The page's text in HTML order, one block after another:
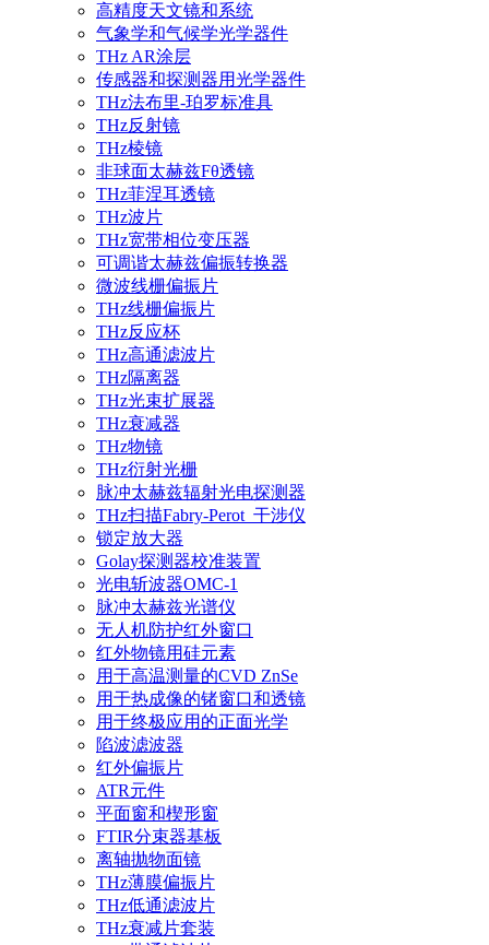
高精度天文镜和系统
气象学和气候学光学器件
THz AR涂层
传感器和探测器用光学器件
THz法布里-珀罗标准具
THz反射镜
THz棱镜
非球面太赫兹Fθ透镜
THz菲涅耳透镜
THz波片
THz宽带相位变压器
可调谐太赫兹偏振转换器
微波线栅偏振片
THz线栅偏振片
THz反应杯
THz高通滤波片
THz隔离器
THz光束扩展器
THz衰减器
THz物镜
THz衍射光栅
脉冲太赫兹辐射光电探测器
THz扫描Fabry-Perot_干涉仪
锁定放大器
Golay探测器校准装置
光电斩波器OMC-1
脉冲太赫兹光谱仪
无人机防护红外窗口
红外物镜用硅元素
用于高温测量的CVD ZnSe
用于热成像的锗窗口和透镜
用于终极应用的正面光学
陷波滤波器
红外偏振片
ATR元件
平面窗和楔形窗
FTIR分束器基板
离轴抛物面镜
THz薄膜偏振片
THz低通滤波片
THz衰减片套装